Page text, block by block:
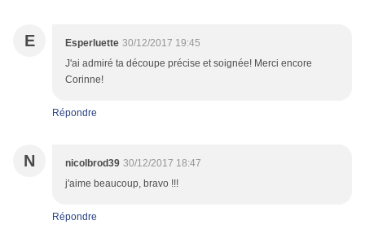
E Esperluette 30/12/2017 19:45
J'ai admiré ta découpe précise et soignée! Merci encore
Corinne!
Répondre
N nicolbrod39 30/12/2017 18:47
j'aime beaucoup, bravo !!!
Répondre